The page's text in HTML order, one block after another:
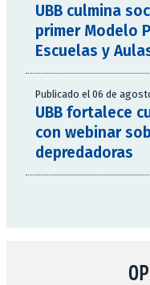
UBB culmina
primer Modelo
Escuelas y
Publicado el 06 de
UBB fortalece
con webinar
depredadoras